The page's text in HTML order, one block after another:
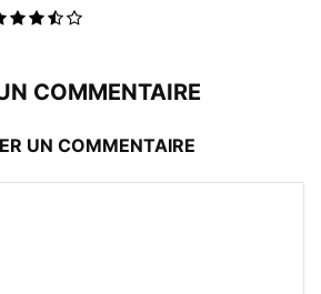
COMMENTAIRE
UN COMMENTAIRE